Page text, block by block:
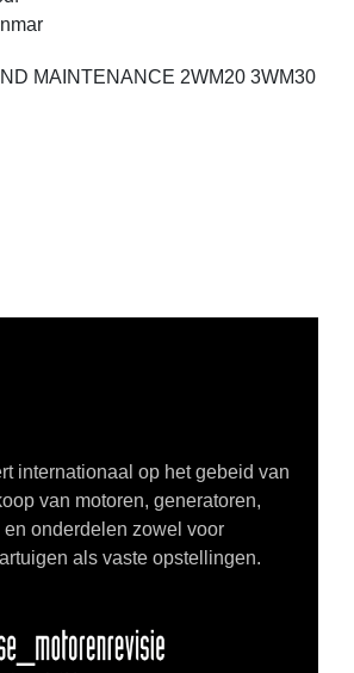
MAINTENANCE 2WM20 3WM30
internationaal op het gebeid van
van motoren, generatoren,
onderdelen zowel voor
als vaste opstellingen.